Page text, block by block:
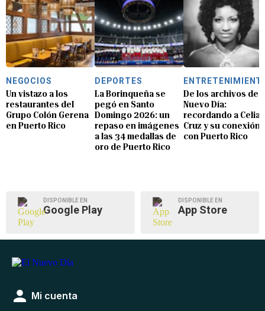
NEGOCIOS
Un vistazo a los
restaurantes del
Grupo Colón Gerena
en Puerto Rico
DEPORTES
La Borinqueña se
pegó en Santo
Domingo 2026: un
repaso en imágenes
a las 34 medallas de
oro de Puerto Rico
De los archivos de
Nuevo Día:
recordando a Celia
Cruz y su conexión
con Puerto Rico
DISPONIBLE EN
Google Play
DISPONIBLE EN
App Store
Mi cuenta